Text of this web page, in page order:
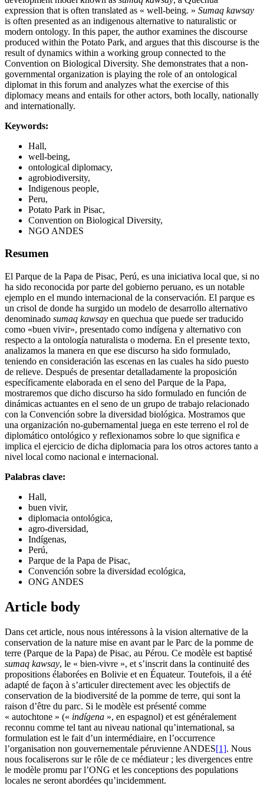
expression that is often translated as « well-being. » Sumaq kawsay
is often presented as an indigenous alternative to naturalistic or
modern ontology. In this paper, the author examines the discourse
produced within the Potato Park, and argues that this discourse is the
result of dynamics within a working group connected to the
Convention on Biological Diversity. She demonstrates that a non-
governmental organization is playing the role of an ontological
diplomat in this forum and analyzes what the exercise of this
diplomacy means and entails for other actors, both locally, nationally
and internationally.
Keywords:
Hall,
well-being,
ontological diplomacy,
agrobiodiversity,
Indigenous people,
Peru,
Potato Park in Pisac,
Convention on Biological Diversity,
NGO ANDES
Resumen
El Parque de la Papa de Pisac, Perú, es una iniciativa local que, si no
ha sido reconocida por parte del gobierno peruano, es un notable
ejemplo en el mundo internacional de la conservación. El parque es
un crisol de donde ha surgido un modelo de desarrollo alternativo
denominado sumaq kawsay en quechua que puede ser traducido
como «buen vivir», presentado como indígena y alternativo con
respecto a la ontología naturalista o moderna. En el presente texto,
analizamos la manera en que ese discurso ha sido formulado,
teniendo en consideración las escenas en las cuales ha sido puesto
de relieve. Después de presentar detalladamente la proposición
específicamente elaborada en el seno del Parque de la Papa,
mostraremos que dicho discurso ha sido formulado en función de
dinámicas actuantes en el seno de un grupo de trabajo relacionado
con la Convención sobre la diversidad biológica. Mostramos que
una organización no-gubernamental juega en este terreno el rol de
diplomático ontológico y reflexionamos sobre lo que significa e
implica el ejercicio de dicha diplomacia para los otros actores tanto a
nivel local como nacional e internacional.
Palabras clave:
Hall,
buen vivir,
diplomacia ontológica,
agro-diversidad,
Indígenas,
Perú,
Parque de la Papa de Pisac,
Convención sobre la diversidad ecológica,
ONG ANDES
Article body
Dans cet article, nous nous intéressons à la vision alternative de la
conservation de la nature mise en avant par le Parc de la pomme de
terre (Parque de la Papa) de Pisac, au Pérou. Ce modèle est baptisé
sumaq kawsay, le « bien-vivre », et s’inscrit dans la continuité des
propositions élaborées en Bolivie et en Équateur. Toutefois, il a été
adapté de façon à s’articuler directement avec les objectifs de
conservation de la biodiversité de la pomme de terre, qui sont la
raison d’être du parc. Si le modèle est présenté comme
« autochtone » (« indígena », en espagnol) et est généralement
reconnu comme tel tant au niveau national qu’international, sa
formulation est le fait d’un intermédiaire, en l’occurrence
l’organisation non gouvernementale péruvienne ANDES[1]. Nous
nous focaliserons sur le rôle de ce médiateur ; les divergences entre
le modèle promu par l’ONG et les conceptions des populations
locales ne seront abordées qu’incidemment.